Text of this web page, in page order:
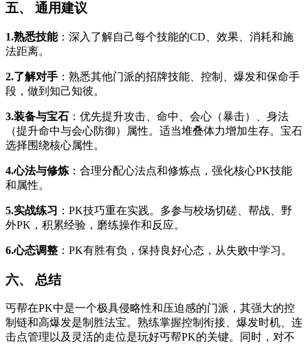
五、 通用建议
1.熟悉技能：深入了解自己每个技能的CD、效果、消耗和施
法距离。
2.了解对手 ：熟悉其他门派的招牌技能、控制、爆发和保命手
段，做到知己知彼。
3.装备与宝石 ：优先提升攻击、命中、会心（暴击）、身法
（提升命中与会心防御）属性。适当堆叠体力增加生存。宝石
选择围绕核心属性。
4.心法与修炼 ：合理分配心法点和修炼点，强化核心PK技能
和属性。
5.实战练习 ：PK技巧重在实践。多参与校场切磋、帮战、野
外PK，积累经验，磨练操作和反应。
6.心态调整 ：PK有胜有负，保持良好心态，从失败中学习。
六、 总结
丐帮在PK中是一个极具侵略性和压迫感的门派，其强大的控
制链和高爆发是制胜法宝。熟练掌握控制衔接、爆发时机、连
击点管理以及灵活的走位是玩好丐帮PK的关键。同时，对不